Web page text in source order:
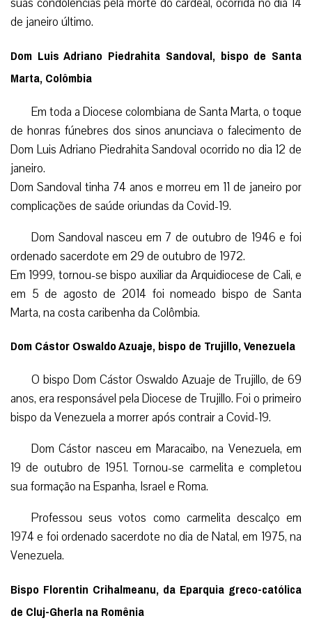
suas condolências pela morte do cardeal, ocorrida no dia 14
de janeiro último.
Dom Luis Adriano Piedrahita Sandoval, bispo de Santa
Marta, Colômbia
Em toda a Diocese colombiana de Santa Marta, o toque
de honras fúnebres dos sinos anunciava o falecimento de
Dom Luis Adriano Piedrahita Sandoval ocorrido no dia 12 de
janeiro.
Dom Sandoval tinha 74 anos e morreu em 11 de janeiro por
complicações de saúde oriundas da Covid-19.
Dom Sandoval nasceu em 7 de outubro de 1946 e foi
ordenado sacerdote em 29 de outubro de 1972.
Em 1999, tornou-se bispo auxiliar da Arquidiocese de Cali, e
em 5 de agosto de 2014 foi nomeado bispo de Santa
Marta, na costa caribenha da Colômbia.
Dom Cástor Oswaldo Azuaje, bispo de Trujillo, Venezuela
O bispo Dom Cástor Oswaldo Azuaje de Trujillo, de 69
anos, era responsável pela Diocese de Trujillo. Foi o primeiro
bispo da Venezuela a morrer após contrair a Covid-19.
Dom Cástor nasceu em Maracaibo, na Venezuela, em
19 de outubro de 1951. Tornou-se carmelita e completou
sua formação na Espanha, Israel e Roma.
Professou seus votos como carmelita descalço em
1974 e foi ordenado sacerdote no dia de Natal, em 1975, na
Venezuela.
Bispo Florentin Crihalmeanu, da Eparquia greco-católica
de Cluj-Gherla na Romênia